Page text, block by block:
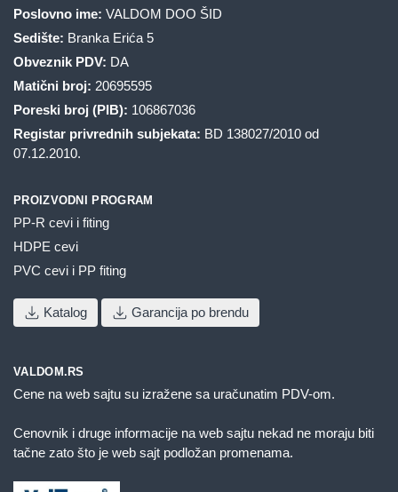
Poslovno ime: VALDOM DOO ŠID
Sedište: Branka Erića 5
Obveznik PDV: DA
Matični broj: 20695595
Poreski broj (PIB): 106867036
Registar privrednih subjekata: BD 138027/2010 od
07.12.2010.
PROIZVODNI PROGRAM
PP-R cevi i fiting
HDPE cevi
PVC cevi i PP fiting
Katalog Garancija po brendu
VALDOM.RS
Cene na web sajtu su izražene sa uračunatim PDV-om.
Cenovnik i druge informacije na web sajtu nekad ne moraju biti
tačne zato što je web sajt podložan promenama.